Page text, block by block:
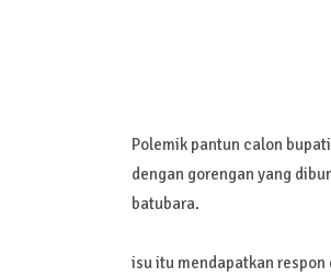
Polemik pantun calon
dengan gorengan yang
batubara.
isu itu mendapatkan respon